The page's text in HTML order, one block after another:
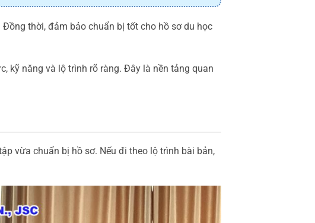
thời, đảm bảo chuẩn bị tốt cho hồ sơ du học
kỹ năng và lộ trình rõ ràng. Đây là nền tảng quan
vừa chuẩn bị hồ sơ. Nếu đi theo lộ trình bài bản,